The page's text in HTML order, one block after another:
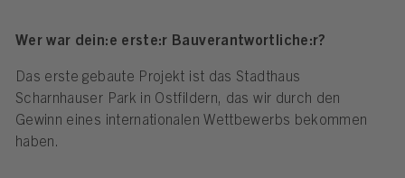
Wer war dein:e erste:r Bauverantwortliche:r?
Das erste gebaute Projekt ist das Stadthaus
Scharnhauser Park in Ostfildern, das wir durch den
Gewinn eines internationalen Wettbewerbs bekommen
haben.